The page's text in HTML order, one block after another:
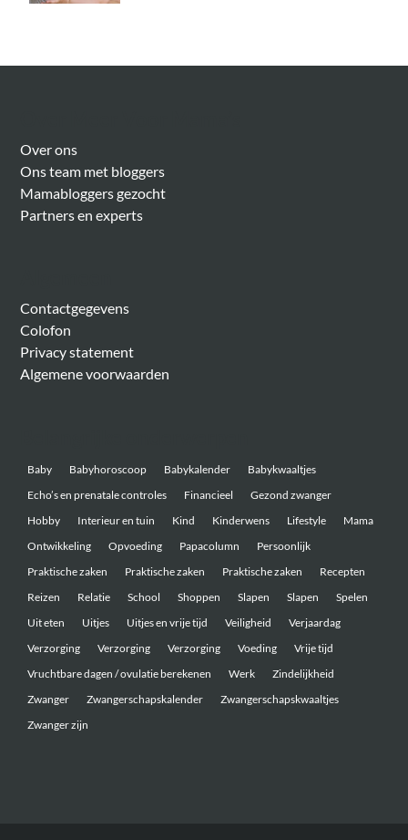
Over ons
Ons team met bloggers
Mamabloggers gezocht
Partners en experts
Contactgegevens
Colofon
Privacy statement
Algemene voorwaarden
Baby Babyhoroscoop Babykalender
Babykwaaltjes
Echo’s en prenatale controles
Financieel
Gezond zwanger
Hobby
Interieur en tuin Kind Kinderwens Lifestyle
Mama
Ontwikkeling
Opvoeding Papacolumn
Persoonlijk
Praktische zaken
Praktische zaken Praktische zaken
Recepten
Reizen
Relatie School Shoppen Slapen Slapen
Spelen
Uit eten
Uitjes Uitjes en vrije tijd Veiligheid
Verjaardag
Verzorging
Verzorging Verzorging Voeding
Vrije tijd
Vruchtbare dagen / ovulatie berekenen
Werk
Zindelijkheid
Zwanger
Zwangerschapskalender
Zwangerschapskwaaltjes
Zwanger zijn